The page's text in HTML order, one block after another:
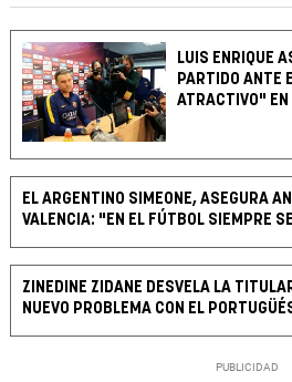
LUIS ENRIQUE
PARTIDO ANTE
ATRACTIVO" EN
EL ARGENTINO SIMEONE, ASEGURA
VALENCIA: "EN EL FÚTBOL SIEMPRE
ZINEDINE ZIDANE DESVELA LA
NUEVO PROBLEMA CON EL